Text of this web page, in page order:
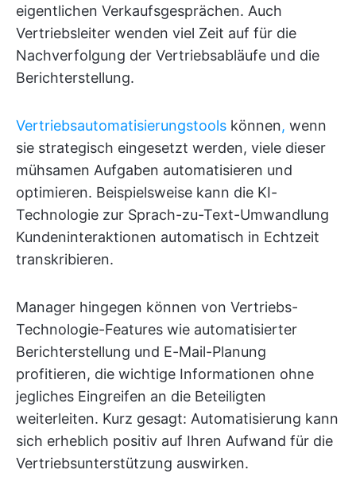
eigentlichen Verkaufsgesprächen. Auch
Vertriebsleiter wenden viel Zeit auf für die
Nachverfolgung der Vertriebsabläufe und die
Berichterstellung.
Vertriebsautomatisierungstools können, wenn
sie strategisch eingesetzt werden, viele dieser
mühsamen Aufgaben automatisieren und
optimieren. Beispielsweise kann die KI-
Technologie zur Sprach-zu-Text-Umwandlung
Kundeninteraktionen automatisch in Echtzeit
transkribieren.
Manager hingegen können von Vertriebs-
Technologie-Features wie automatisierter
Berichterstellung und E-Mail-Planung
profitieren, die wichtige Informationen ohne
jegliches Eingreifen an die Beteiligten
weiterleiten. Kurz gesagt: Automatisierung kann
sich erheblich positiv auf Ihren Aufwand für die
Vertriebsunterstützung auswirken.